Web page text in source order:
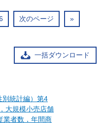
次のページ »
一括ダウンロード
別統計編）第4
大規模小売店舗
業者数，年間商